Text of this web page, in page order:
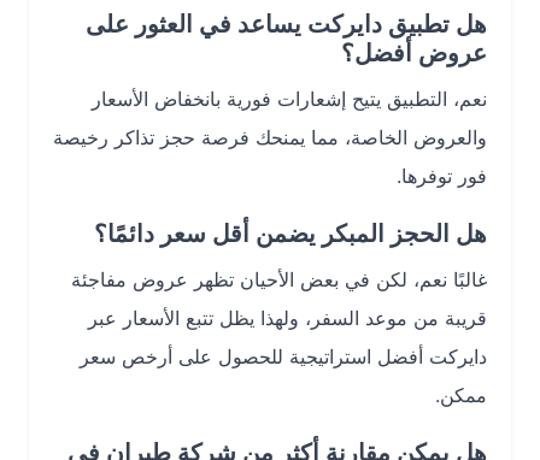
هل تطبيق دايركت يساعد في العثور على
عروض أفضل؟
نعم، التطبيق يتيح إشعارات فورية بانخفاض الأسعار
والعروض الخاصة، مما يمنحك فرصة حجز تذاكر رخيصة
فور توفرها.
هل الحجز المبكر يضمن أقل سعر دائمًا؟
غالبًا نعم، لكن في بعض الأحيان تظهر عروض مفاجئة
قريبة من موعد السفر، ولهذا يظل تتبع الأسعار عبر
دايركت أفضل استراتيجية للحصول على أرخص سعر
ممكن.
هل يمكن مقارنة أكثر من شركة طيران في